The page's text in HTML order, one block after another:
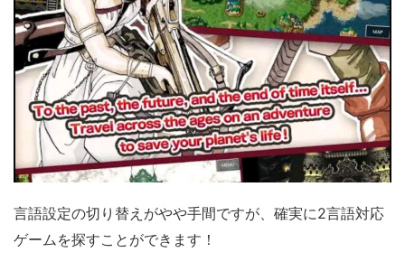
言語設定の切り替えがやや手間ですが、確実に2言語対応
ゲームを探すことができます！